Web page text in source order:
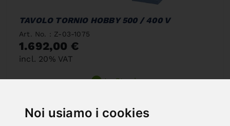
Noi usiamo i cookies
TAVOLO TORNIO HOBBY 500 / 400 V
Art. No. : Z-03-1075
1.692,00 €
incl. 20% VAT
In Stock